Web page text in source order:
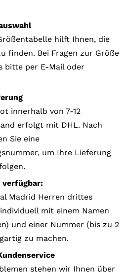
hilft Ihnen, die
finden. Bei Fragen zur Größe
bitte per E-Mail oder
innerhalb von 7-12
erfolgt mit DHL. Nach
Sie eine
um Ihre Lieferung
Madrid Herren drittes
mit einem Namen
und einer Nummer (bis zu 2
zu machen.
stehen wir Ihnen über